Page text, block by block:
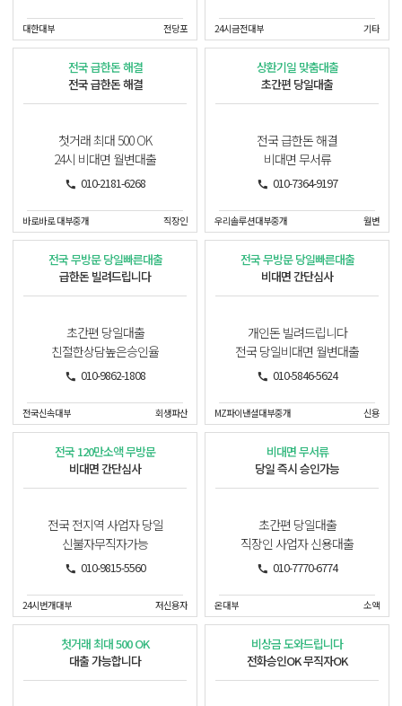
대한대부 전당포 24시금전대부 기타
전국 급한돈 해결
전국 급한돈 해결
첫거래 최대 500 OK
24시 비대면 월변대출
010-2181-6268
바로바로 대부중개 직장인
상환기일 맞춤대출
초간편 당일대출
전국 급한돈 해결
비대면 무서류
010-7364-9197
우리솔루션대부중개 월변
전국 무방문 당일빠른대출
급한돈 빌려드립니다
초간편 당일대출
친절한상담높은승인율
010-9862-1808
전국신속대부 회생파산
전국 무방문 당일빠른대출
비대면 간단심사
개인돈 빌려드립니다
전국 당일비대면 월변대출
010-5846-5624
MZ파이낸셜대부중개 신용
전국 120만소액 무방문
비대면 간단심사
전국 전지역 사업자 당일
신불자무직자가능
010-9815-5560
24시번개대부 저신용자
비대면 무서류
당일 즉시 승인가능
초간편 당일대출
직장인 사업자 신용대출
010-7770-6774
온대부 소액
첫거래 최대 500 OK
대출 가능합니다
비상금 도와드립니다
전화승인OK 무직자OK